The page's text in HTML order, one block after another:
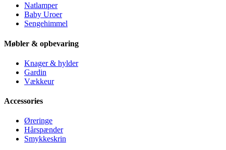
Natlamper
Baby Uroer
Sengehimmel
Møbler & opbevaring
Knager & hylder
Gardin
Vækkeur
Accessories
Øreringe
Hårspænder
Smykkeskrin